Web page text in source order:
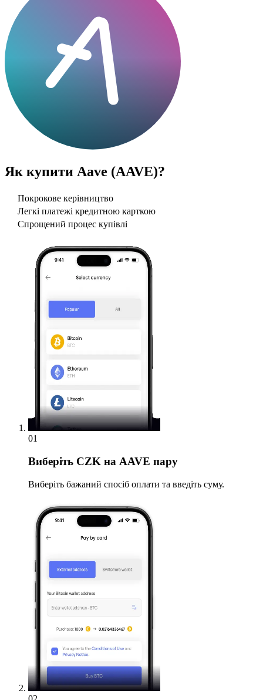
Як купити Aave (AAVE)?
Покрокове керівництво
Легкі платежі кредитною карткою
Спрощений процес купівлі
01
Виберіть CZK на AAVE пару
Виберіть бажаний спосіб оплати та введіть суму.